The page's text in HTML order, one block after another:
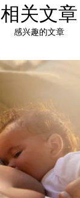
相关文章
感兴趣的文章